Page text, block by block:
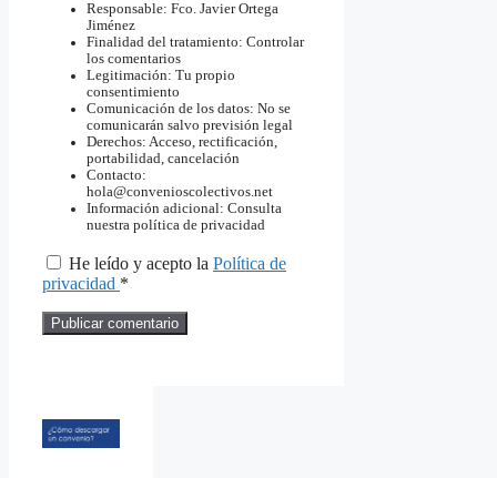
Responsable: Fco. Javier Ortega
Jiménez
Finalidad del tratamiento: Controlar
los comentarios
Legitimación: Tu propio
consentimiento
Comunicación de los datos: No se
comunicarán salvo previsión legal
Derechos: Acceso, rectificación,
portabilidad, cancelación
Contacto:
hola@convenioscolectivos.net
Información adicional: Consulta
nuestra política de privacidad
He leído y acepto la Política de
privacidad *